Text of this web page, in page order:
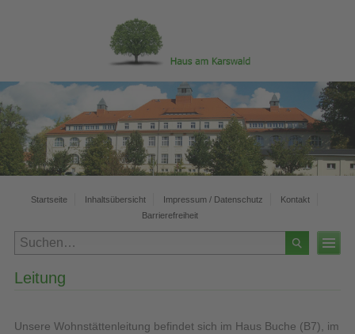
Startseite Inhaltsübersicht Impressum / Datenschutz
Kontakt
Barrierefreiheit
Leitung
Unsere Wohnstättenleitung befindet sich im Haus Buche (B7), im